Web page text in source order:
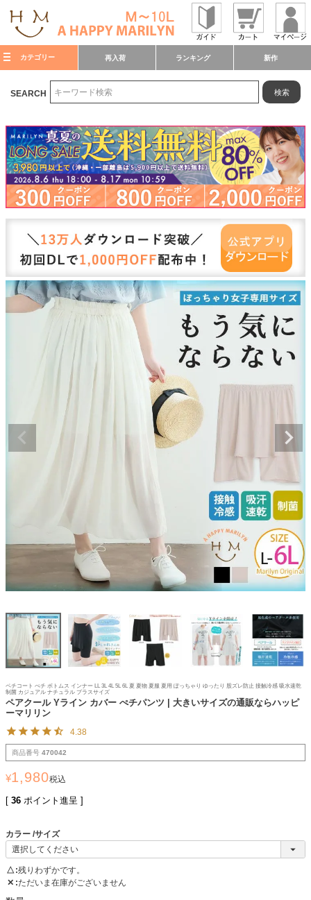
カテゴリー 再入荷 ランキング 新作
SEARCH 検索
ペチコート ぺチ ボトムス インナー LL 3L 4L 5L 6L 夏 夏物 夏服 夏用 ぽっちゃり ゆったり 股ズレ防止 接触冷感 吸水速乾
制菌 カジュアル ナチュラル プラスサイズ
ペアクール Yライン カバー ぺチパンツ | 大きいサイズの通販ならハッピ
ーマリリン
4.38
商品番号 470042
¥1,980税込
[ 36 ポイント進呈 ]
カラー サイズ
△ 残りわずかです。
✕ ただいま在庫がございません